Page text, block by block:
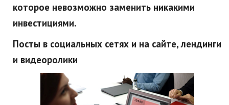
которое невозможно заменить никакими
инвестициями.
Посты в социальных сетях и на сайте, лендинги
и видеоролики